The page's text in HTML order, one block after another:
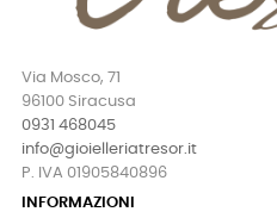
Via Mosco, 71
96100 Siracusa
0931 468045
info@gioielleriatresor.it
P. IVA 01905840896
INFORMAZIONI